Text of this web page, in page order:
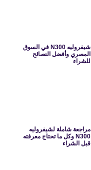
شيفروليه N300 في السوق
المصري وأفضل النصائح
للشراء
مراجعة شاملة لشيفروليه
N300 وكل ما تحتاج معرفته
قبل الشراء